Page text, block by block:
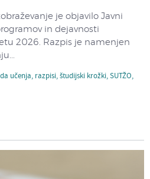
je objavilo Javni
in dejavnosti
2026. Razpis je namenjen
učenja, razpisi,študijski krožki,SUTŽO,